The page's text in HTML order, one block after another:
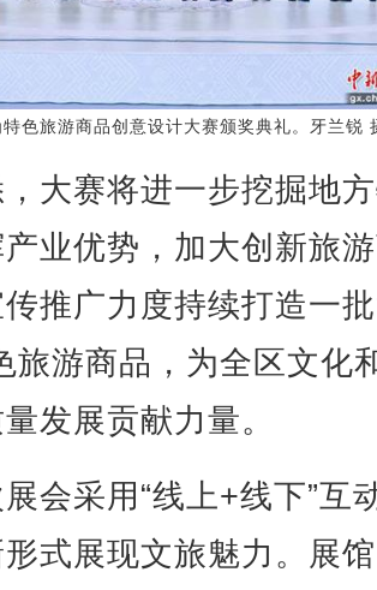
特色旅游商品创意设计大赛颁奖典礼。牙兰锐
赛将进一步挖掘地
业优势，加大创新旅
推广力度持续打造一
旅游商品，为全区文化
发展贡献力量。
采用“线上+线下”互
式展现文旅魅力。展